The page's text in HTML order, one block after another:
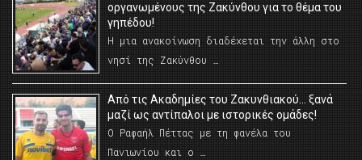
οργανωμένους της Ζακύνθου για το θέμα του
γηπέδου!
Η μια ανακοίνωση διαδέχεται την άλλη στο
νησί της Ζακύνθου …
Από τις Ακαδημίες του Ζακυνθιακού… ξανά
μαζί ως αντίπαλοι με ιστορικές ομάδες!
Ο Ραφαήλ Πέττας με τη φανέλα του
Πανιωνίου και ο …